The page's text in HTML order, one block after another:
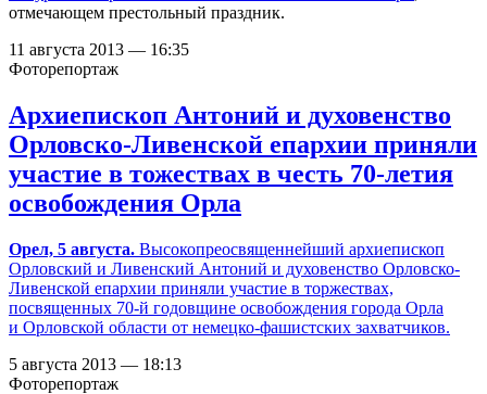
отмечающем престольный праздник.
11 августа 2013 — 16:35
Фоторепортаж
Архиепископ Антоний и духовенство
Орловско-Ливенской епархии приняли
участие в тожествах в честь 70-летия
освобождения Орла
Орел, 5 августа. Высокопреосвященнейший архиепископ
Орловский и Ливенский Антоний и духовенство Орловско-
Ливенской епархии приняли участие в торжествах,
посвященных 70-й годовщине освобождения города Орла
и Орловской области от немецко-фашистских захватчиков.
5 августа 2013 — 18:13
Фоторепортаж